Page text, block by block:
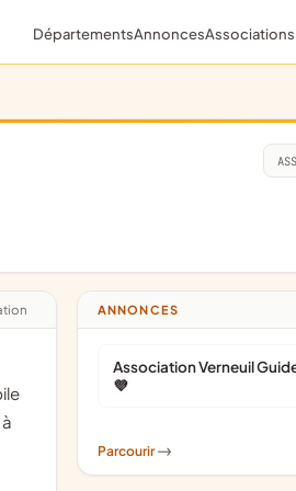
DépartementsAnnonces
ANNONCES
Association Verneuil
💜
Parcourir->